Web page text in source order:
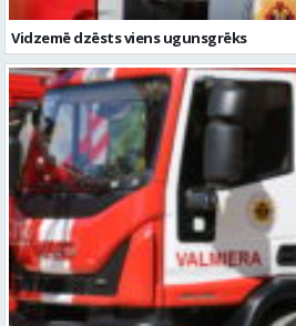
Vidzemē otrdien dzēsti trīs ugunsgrēki